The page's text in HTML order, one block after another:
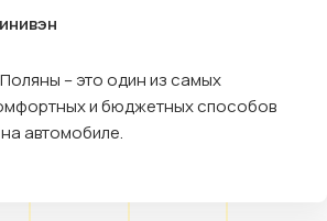
– это один из самых
и бюджетных способов
автомобиле.